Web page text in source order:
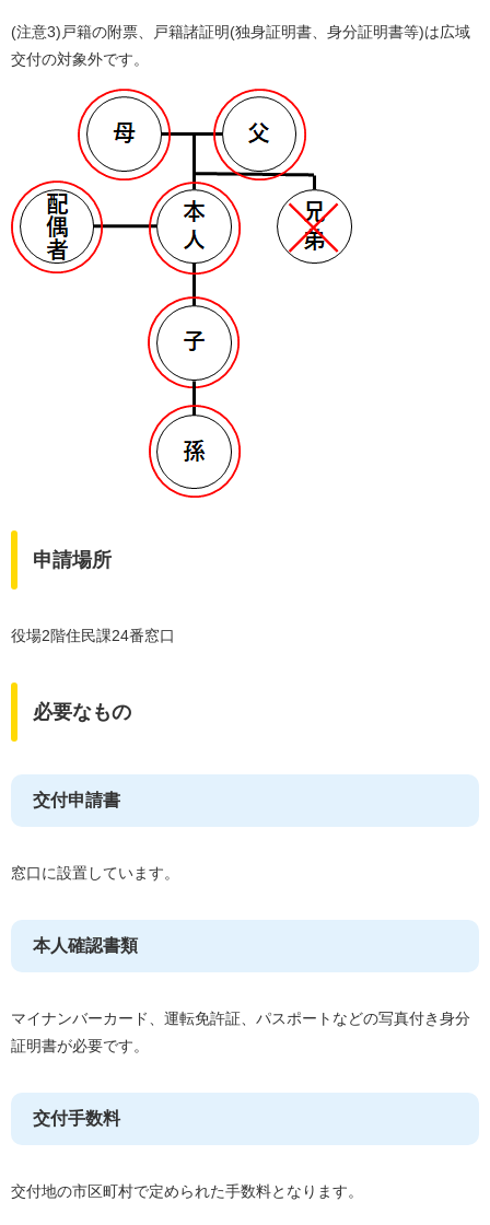
(注意3)戸籍の附票、戸籍諸証明(独身証明書、身分証明書等)は広域
交付の対象外です。
申請場所
役場2階住民課24番窓口
必要なもの
交付申請書
窓口に設置しています。
本人確認書類
マイナンバーカード、運転免許証、パスポートなどの写真付き身分
証明書が必要です。
交付手数料
交付地の市区町村で定められた手数料となります。